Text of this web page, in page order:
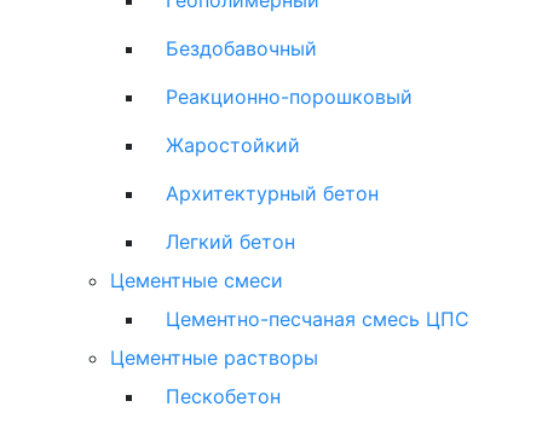
Бездобавочный
Реакционно-порошковый
Жаростойкий
Архитектурный бетон
Легкий бетон
Цементные смеси
Цементно-песчаная смесь ЦПС
Цементные растворы
Пескобетон